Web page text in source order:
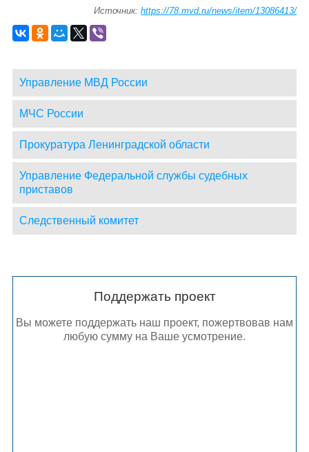
Источник:https://78.mvd.ru/news/item/13086413/
Управление МВД России
МЧС России
Прокуратура Ленинградской области
Управление Федеральной службы судебных
приставов
Следственный комитет
Поддержать проект
Вы можете поддержать наш проект, пожертвовав нам
любую сумму на Ваше усмотрение.